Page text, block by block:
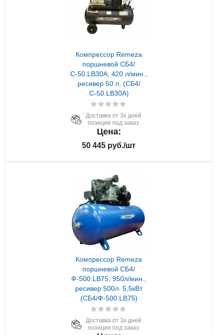
Компрессор Remeza
поршневой СБ4/
С-50.LB30A; 420 л/мин.,
ресивер 50 л. (СБ4/
С-50.LB30A)
Доставка от 3х дней
позиция под заказ
Цена:
50 445 руб./шт
Компрессор Remeza
поршневой СБ4/
Ф-500.LB75; 950л/мин.,
ресивер 500л. 5,5кВт
(СБ4/Ф-500.LB75)
Доставка от 3х дней
позиция под заказ